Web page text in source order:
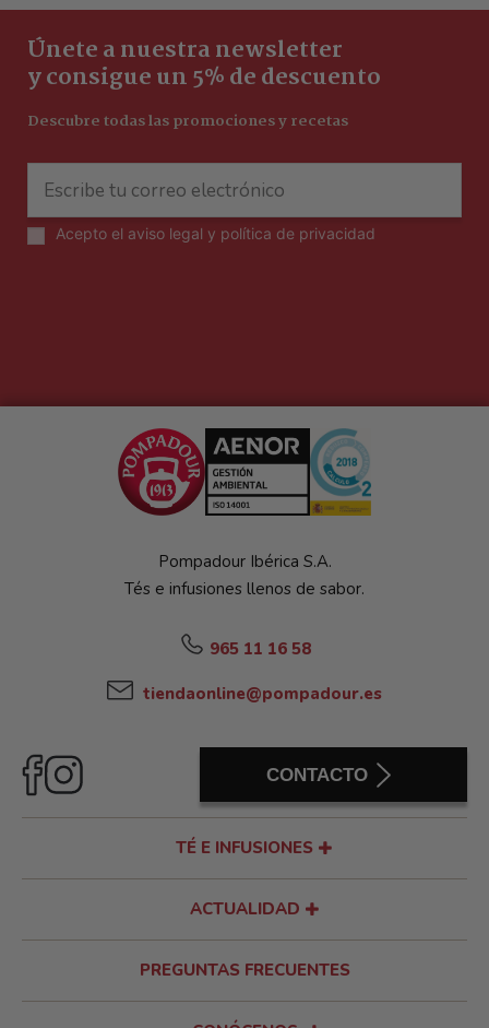
Únete a nuestra newsletter
y consigue un 5% de descuento
Descubre todas las promociones y recetas
Acepto el aviso legal y política de privacidad
Pompadour Ibérica S.A.
Tés e infusiones llenos de sabor.
965 11 16 58
tiendaonline@pompadour.es
CONTACTO
TÉ E INFUSIONES
ACTUALIDAD
PREGUNTAS FRECUENTES